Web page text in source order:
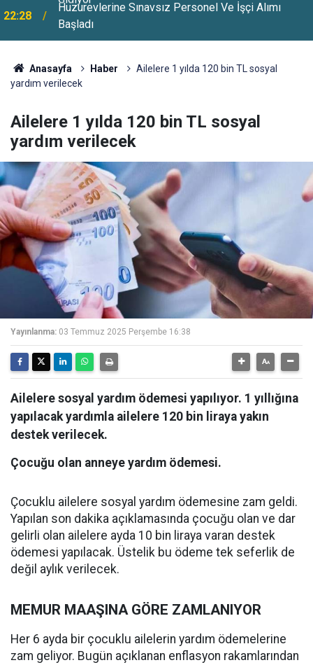
22:28
Huzurevlerine Sınavsız Personel Ve İşçi Alımı
Başladı
Anasayfa Haber
Ailelere 1 yılda 120 bin TL sosyal
yardım verilecek
Ailelere 1 yılda 120 bin TL sosyal
yardım verilecek
Yayınlanma: 03 Temmuz 2025 Perşembe 16:38
Ailelere sosyal yardım ödemesi yapılıyor. 1 yıllığına
yapılacak yardımla ailelere 120 bin liraya yakın
destek verilecek.
Çocuğu olan anneye yardım ödemesi.
Çocuklu ailelere sosyal yardım ödemesine zam geldi.
Yapılan son dakika açıklamasında çocuğu olan ve dar
gelirli olan ailelere ayda 10 bin liraya varan destek
ödemesi yapılacak. Üstelik bu ödeme tek seferlik de
değil aylık verilecek.
MEMUR MAAŞINA GÖRE ZAMLANIYOR
Her 6 ayda bir çocuklu ailelerin yardım ödemelerine
zam geliyor. Bugün açıklanan enflasyon rakamlarından